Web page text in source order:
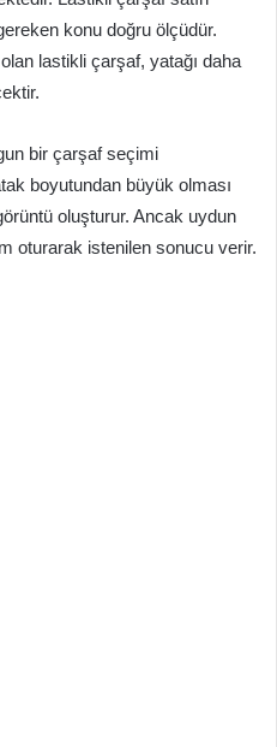
konu doğru ölçüdür.
lastikli çarşaf, yatağı daha
bir çarşaf seçimi
boyutundan büyük olması
oluşturur. Ancak uydun
oturarak istenilen sonucu verir.